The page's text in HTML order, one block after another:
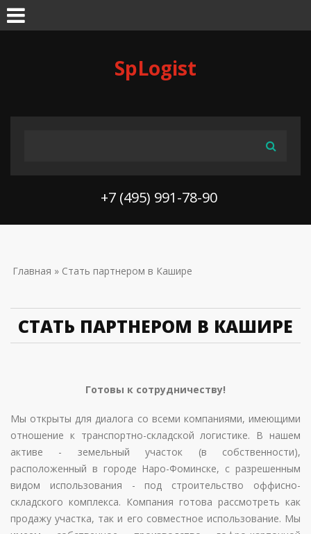
SpLogist
+7 (495) 991-78-90
ВЫ ЗДЕСЬ
Главная » Стать партнером в Кашире
СТАТЬ ПАРТНЕРОМ В КАШИРЕ
Готовы к сотрудничеству!
Мы открыты для диалога со всеми компаниями, имеющими
отношение к транспортно-складской логистике. В нашем
активе - земельный участок (в собственности),
расположенный в городе Наро-Фоминске, с разрешенным
видом использования - под строительство оффисно-
складского комплекса. Компания готова рассмотреть как
продажу участка, так и его совместное использование. Мы